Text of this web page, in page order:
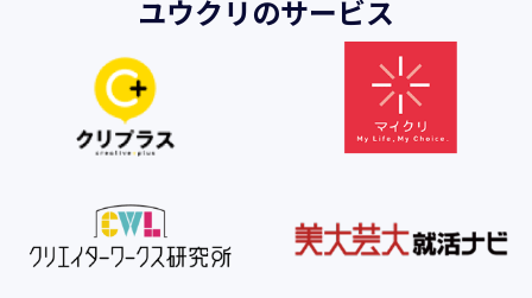
ユウクリのサービス